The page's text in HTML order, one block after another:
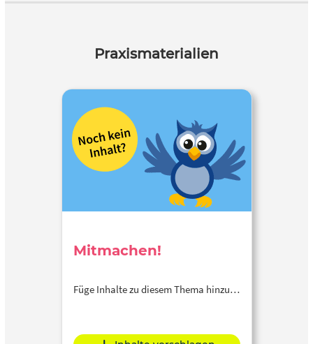
Praxismaterialien
Mitmachen!
Füge Inhalte zu diesem Thema hinzu…